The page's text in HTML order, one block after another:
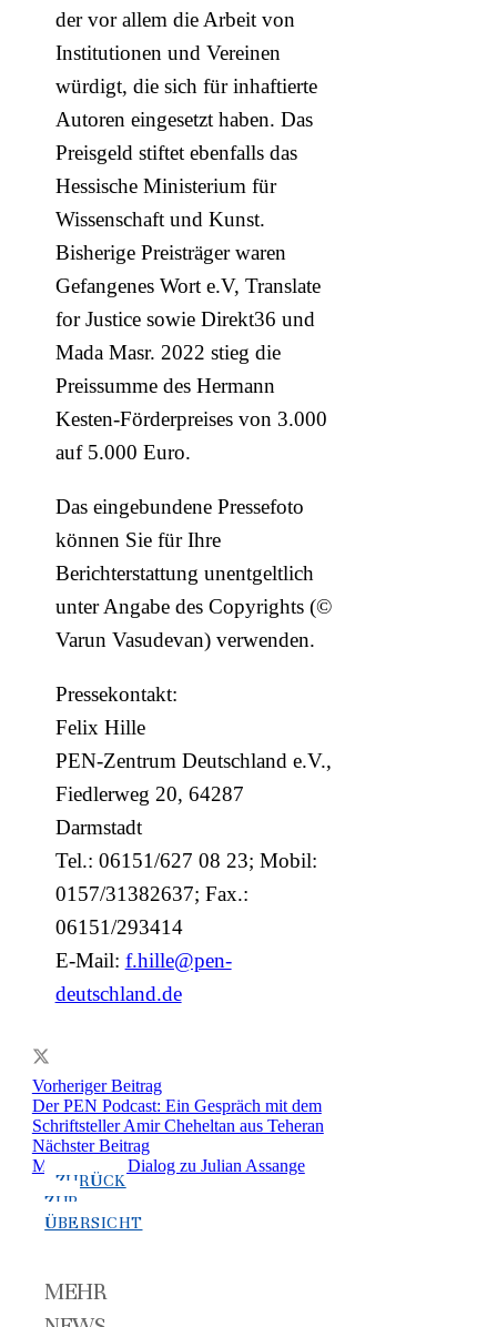
der vor allem die Arbeit von
Institutionen und Vereinen
würdigt, die sich für inhaftierte
Autoren eingesetzt haben. Das
Preisgeld stiftet ebenfalls das
Hessische Ministerium für
Wissenschaft und Kunst.
Bisherige Preisträger waren
Gefangenes Wort e.V, Translate
for Justice sowie Direkt36 und
Mada Masr. 2022 stieg die
Preissumme des Hermann
Kesten-Förderpreises von 3.000
auf 5.000 Euro.
Das eingebundene Pressefoto
können Sie für Ihre
Berichterstattung unentgeltlich
unter Angabe des Copyrights (©
Varun Vasudevan) verwenden.
Pressekontakt:
Felix Hille
PEN-Zentrum Deutschland e.V.,
Fiedlerweg 20, 64287
Darmstadt
Tel.: 06151/627 08 23; Mobil:
0157/31382637; Fax.:
06151/293414
E-Mail: f.hille@pen-
deutschland.de
Vorheriger Beitrag
Der PEN Podcast: Ein Gespräch mit dem
Schriftsteller Amir Cheheltan aus Teheran
Nächster Beitrag
Mahnwache/ Dialog zu Julian Assange
ZURÜCK
ZUR
ÜBERSICHT
MEHR